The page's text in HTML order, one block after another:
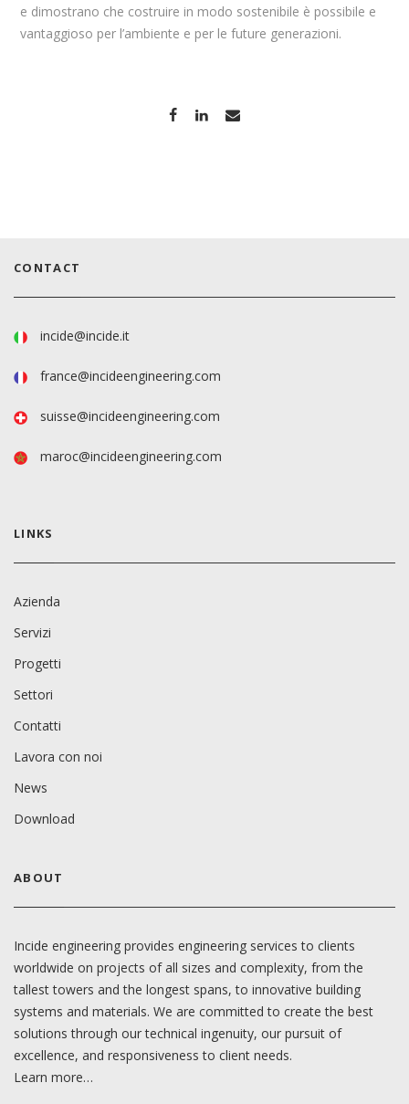
e dimostrano che costruire in modo sostenibile è possibile e
vantaggioso per l’ambiente e per le future generazioni.
CONTACT
incide@incide.it
france@incideengineering.com
suisse@incideengineering.com
maroc@incideengineering.com
LINKS
Azienda
Servizi
Progetti
Settori
Contatti
Lavora con noi
News
Download
ABOUT
Incide engineering provides engineering services to clients
worldwide on projects of all sizes and complexity, from the
tallest towers and the longest spans, to innovative building
systems and materials. We are committed to create the best
solutions through our technical ingenuity, our pursuit of
excellence, and responsiveness to client needs.
Learn more…